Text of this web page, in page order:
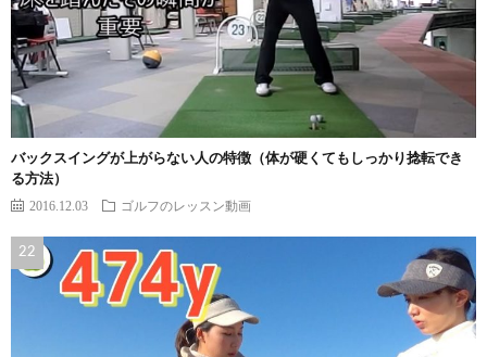
バックスイングが上がらない人の特徴（体が硬くてもしっかり捻転でき
る方法）
2016.12.03 ゴルフのレッスン動画